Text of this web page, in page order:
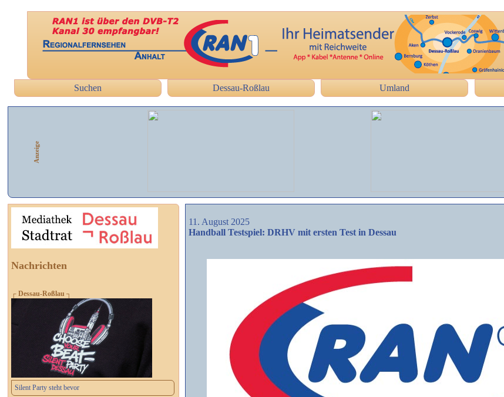
Suchen Dessau-Roßlau Umland
Nachrichten
┌ Dessau-Roßlau ┐
Silent Party steht bevor
11. August 2025
Handball Testspiel: DRHV mit ersten Test in Dessau
Anzeige